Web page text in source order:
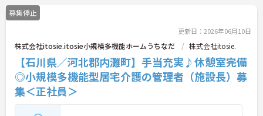
募集停止
更新日：2026年06月10日
株式会社itosie.itosie小規模多機能ホームうちなだ 株式会社itosie.
【石川県／河北郡内灘町】手当充実♪休憩室完備
◎小規模多機能型居宅介護の管理者（施設長）募
集＜正社員＞